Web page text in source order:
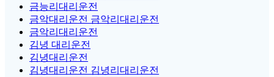
금능리대리운전
금악대리운전 금악리대리운전
금악리대리운전
김녕 대리운전
김녕대리운전
김녕대리운전 김녕리대리운전